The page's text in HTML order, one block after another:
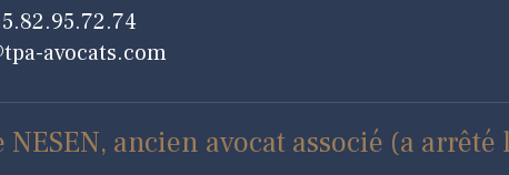
avocats.com
ancien avocat associé (a